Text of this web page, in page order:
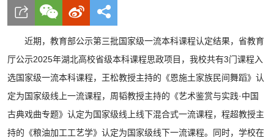
近期，教育部公示第三批国家级一流本科课程认定结果，省教育
厅公示2025年湖北高校省级本科课程思政项目，我校共有3门课程入
选国家级一流本科课程，王松教授主持的《恩施土家族民间舞蹈》认
定为国家级线上一流课程，周韬教授主持的《艺术鉴赏与实践·中国
古典戏曲专题》认定为国家级线上线下混合式一流课程，程超教授主
持的《粮油加工工艺学》认定为国家级线下一流课程。
同时，学校在